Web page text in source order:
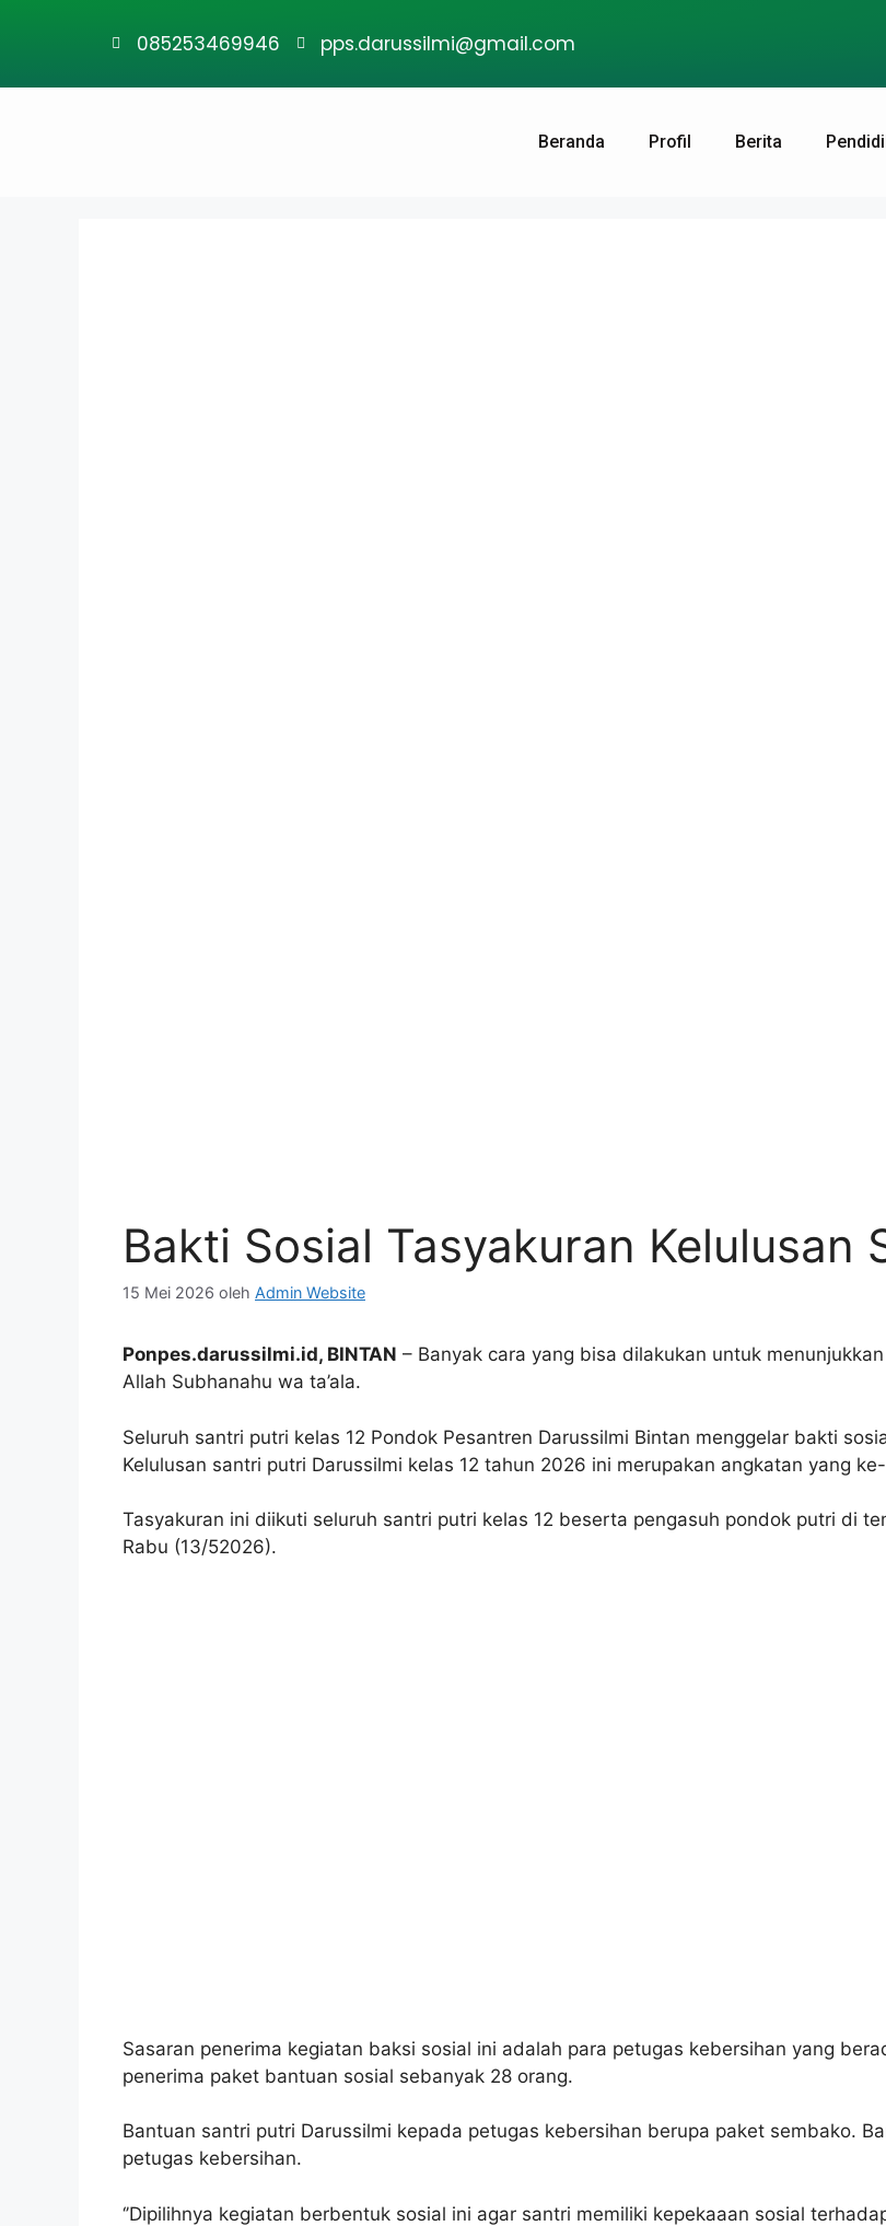
085253469946 pps.darussilmi@gmail.com
Beranda Profil Berita
Bakti Sosial Tasyakuran Kelulusan
15 Mei 2026 oleh Admin Website
Ponpes.darussilmi.id, BINTAN – Banyak cara yang bisa dilakukan untuk
Allah Subhanahu wa ta’ala.
Seluruh santri putri kelas 12 Pondok Pesantren Darussilmi Bintan menggelar bakti
Kelulusan santri putri Darussilmi kelas 12 tahun 2026 ini merupakan angkatan yang
Tasyakuran ini diikuti seluruh santri putri kelas 12 beserta pengasuh pondok putri di
Rabu (13/52026).
Sasaran penerima kegiatan baksi sosial ini adalah para petugas kebersihan yang
penerima paket bantuan sosial sebanyak 28 orang.
Bantuan santri putri Darussilmi kepada petugas kebersihan berupa paket sembako.
petugas kebersihan.
‘’Dipilihnya kegiatan berbentuk sosial ini agar santri memiliki kepekaaan sosial